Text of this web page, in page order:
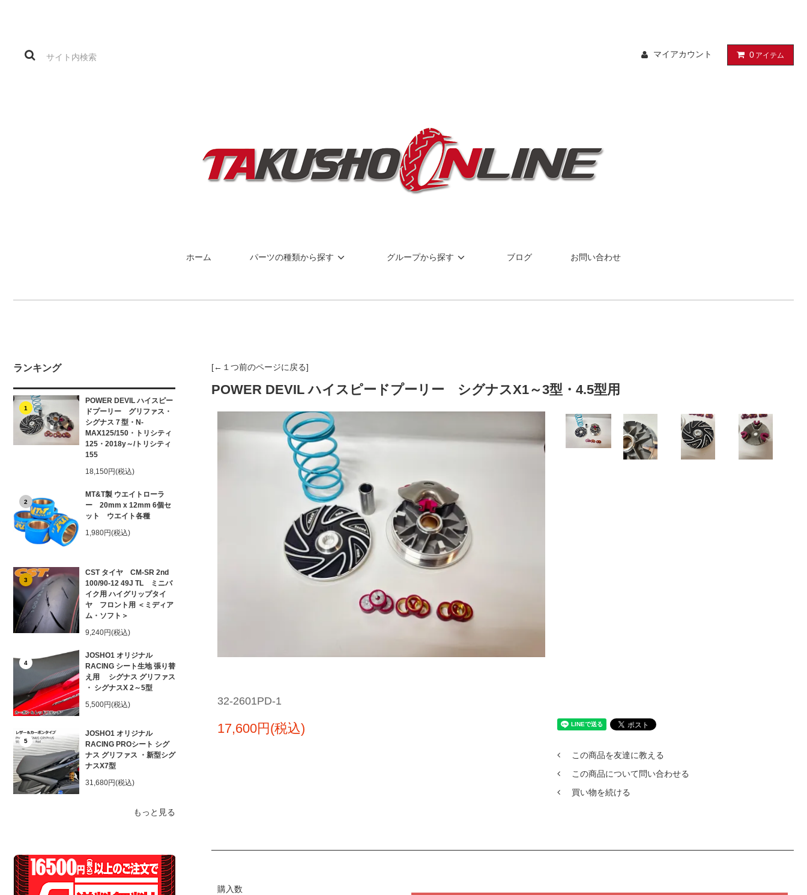
マイアカウント 0 アイテム
ホーム パーツの種類から探す グループから探す ブログ お問い合わせ
ランキング
1
POWER DEVIL ハイスピー
ドプーリー グリファス・
シグナス７型・N-
MAX125/150・トリシティ
125・2018y～/トリシティ
155
18,150円(税込)
2
MT&T製 ウエイトローラ
ー 20mm x 12mm 6個セ
ット ウエイト各種
1,980円(税込)
3
CST タイヤ CM-SR 2nd
100/90-12 49J TL ミニバ
イク用 ハイグリップタイ
ヤ フロント用 ＜ミディア
ム・ソフト＞
9,240円(税込)
4
JOSHO1 オリジナル
RACING シート生地 張り替
え用 シグナス グリファス
・ シグナスX 2～5型
5,500円(税込)
5
JOSHO1 オリジナル
RACING PROシート シグ
ナス グリファス ・新型シグ
ナスX7型
31,680円(税込)
もっと見る
[←１つ前のページに戻る]
POWER DEVIL ハイスピードプーリー シグナスX1～3型・4.5型用
32-2601PD-1
17,600円(税込)
この商品を友達に教える
この商品について問い合わせる
買い物を続ける
購入数